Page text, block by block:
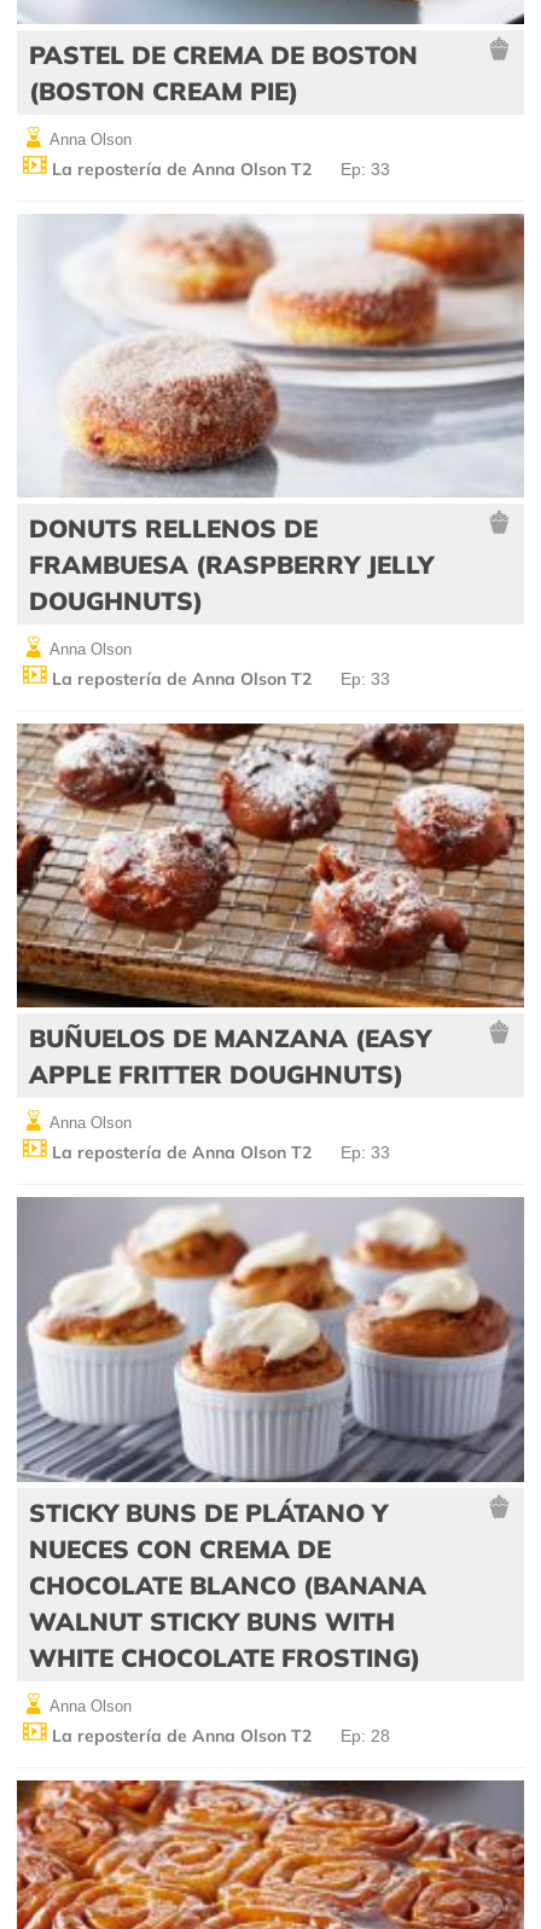
PASTEL DE CREMA DE BOSTON
(BOSTON CREAM PIE)
Anna Olson
La repostería de Anna Olson T2 Ep: 33
DONUTS RELLENOS DE
FRAMBUESA (RASPBERRY JELLY
DOUGHNUTS)
Anna Olson
La repostería de Anna Olson T2 Ep: 33
BUÑUELOS DE MANZANA (EASY
APPLE FRITTER DOUGHNUTS)
Anna Olson
La repostería de Anna Olson T2 Ep: 33
STICKY BUNS DE PLÁTANO Y
NUECES CON CREMA DE
CHOCOLATE BLANCO (BANANA
WALNUT STICKY BUNS WITH
WHITE CHOCOLATE FROSTING)
Anna Olson
La repostería de Anna Olson T2 Ep: 28